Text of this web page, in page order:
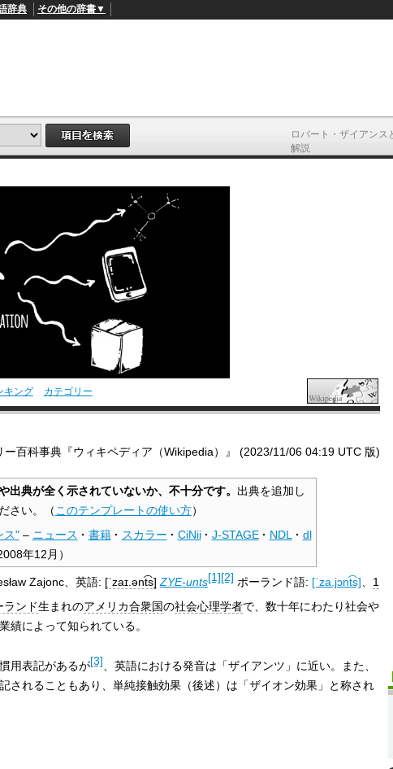
ロバート・ザイアンス
解説
辞典 その他の辞書▼
キング カテゴリー
ー百科事典『ウィキペディア（Wikipedia）』 (2023/11/06 04:19 UTC 版)
出典が全く示されていないか、不十分です。 出典を追加し
さい。
（ このテンプレートの使い方）
ス"– ニュース · 書籍 · スカラー · CiNii · J-STAGE · NDL · dl
年12月 ）
Zajonc、 英語: [ˈzaɪ.ənt͡s] ZYE-unts[1][2] ポーランド語: [ˈza.jɔnt͡s]
1
ランド生まれのアメリカ合衆国の社会心理学者で、数十年にわたり社会や
績によって知られている。
用表記があるが[3] 、英語における発音は「ザイアンツ」に近い。また、
されることもあり、単純接触効果（後述）は「ザイオン効果」と称され